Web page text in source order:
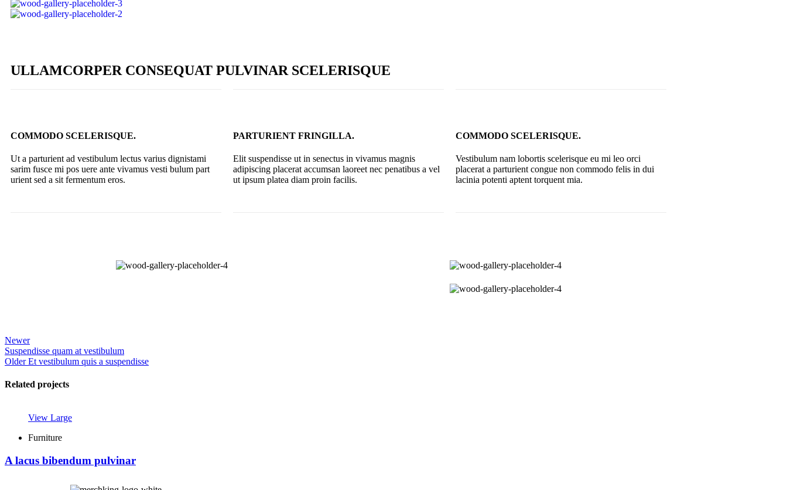
ULLAMCORPER CONSEQUAT PULVINAR SCELERISQUE
COMMODO SCELERISQUE.
Ut a parturient ad vestibulum lectus varius dignistami
sarim fusce mi pos uere ante vivamus vesti bulum part
urient sed a sit fermentum eros.
PARTURIENT FRINGILLA.
Elit suspendisse ut in senectus in vivamus magnis
adipiscing placerat accumsan laoreet nec penatibus a vel
ut ipsum platea diam proin facilis.
COMMODO SCELERISQUE.
Vestibulum nam lobortis scelerisque eu mi leo orci
placerat a parturient congue non commodo felis in dui
lacinia potenti aptent torquent mia.
Newer
Suspendisse quam at vestibulum
Older Et vestibulum quis a suspendisse
Related projects
View Large
Furniture
A lacus bibendum pulvinar